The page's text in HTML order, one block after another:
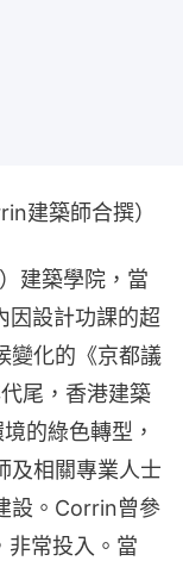
建築師合撰）
建築學院，當
因設計功課的超
變化的《京都議
尾，香港建築
的綠色轉型，
及相關專業人士
設。Corrin曾參
常投入。當